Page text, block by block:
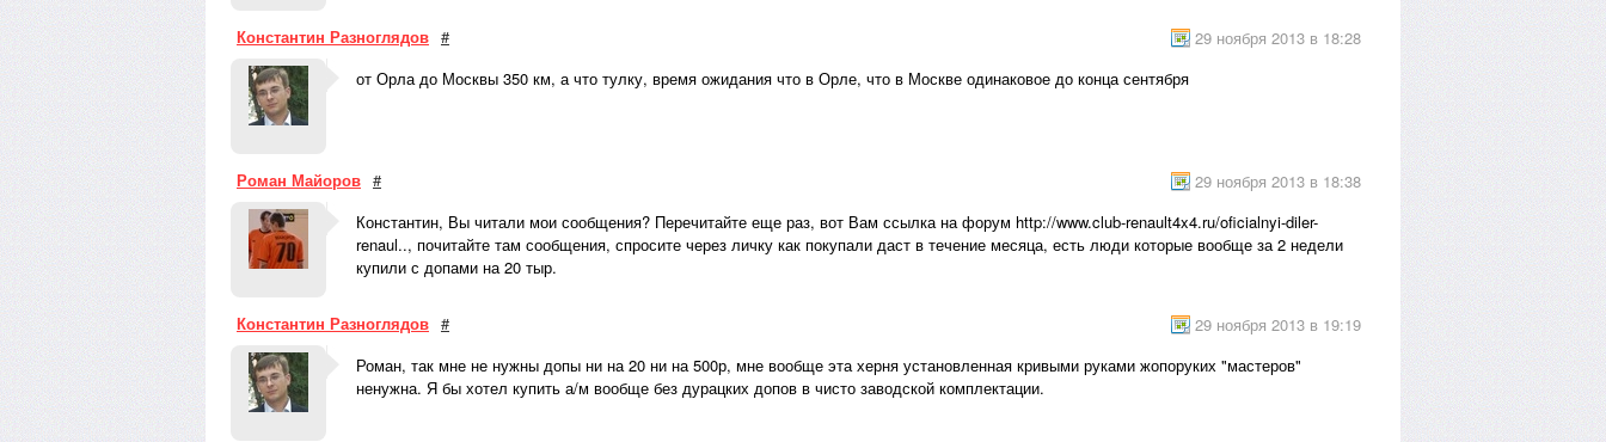
Константин Разноглядов #
29 ноября 2013 в 18:28
от Орла до Москвы 350 км, а что тулку, время ожидания что в Орле, что в Москве одинаковое до конца сентября
Роман Майоров #
29 ноября 2013 в 18:38
Константин, Вы читали мои сообщения? Перечитайте еще раз, вот Вам ссылка на форум http://www.club-renault4x4.ru/oficialnyi-diler-
renaul.., почитайте там сообщения, спросите через личку как покупали даст в течение месяца, есть люди которые вообще за 2 недели
купили с допами на 20 тыр.
Константин Разноглядов #
29 ноября 2013 в 19:19
Роман, так мне не нужны допы ни на 20 ни на 500р, мне вообще эта херня установленная кривыми руками жопоруких "мастеров"
ненужна. Я бы хотел купить а/м вообще без дурацких допов в чисто заводской комплектации.